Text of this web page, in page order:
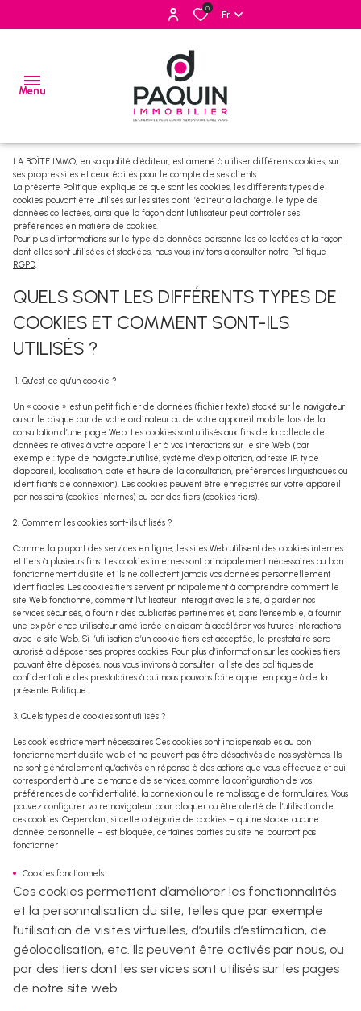
0
Fr
Menu
ventes
locations
estimation
e-
mail
vendus
LA BOÎTE IMMO, en sa qualité d’éditeur, est amené à utiliser différents cookies, sur
ses propres sites et ceux édités pour le compte de ses clients.
La présente Politique explique ce que sont les cookies, les différents types de
cookies pouvant être utilisés sur les sites dont l’éditeur a la charge, le type de
données collectées, ainsi que la façon dont l’utilisateur peut contrôler ses
préférences en matière de cookies.
Pour plus d’informations sur le type de données personnelles collectées et la façon
dont elles sont utilisées et stockées, nous vous invitons à consulter notre Politique
RGPD.
QUELS SONT LES DIFFÉRENTS TYPES DE
COOKIES ET COMMENT SONT-ILS
UTILISÉS ?
1. Qu'est-ce qu’un cookie ?
Un « cookie » est un petit fichier de données (fichier texte) stocké sur le navigateur
ou sur le disque dur de votre ordinateur ou de votre appareil mobile lors de la
consultation d’une page Web. Les cookies sont utilisés aux fins de la collecte de
données relatives à votre appareil et à vos interactions sur le site Web (par
exemple : type de navigateur utilisé, système d’exploitation, adresse IP, type
d’appareil, localisation, date et heure de la consultation, préférences linguistiques ou
identifiants de connexion). Les cookies peuvent être enregistrés sur votre appareil
par nos soins (cookies internes) ou par des tiers (cookies tiers).
2. Comment les cookies sont-ils utilisés ?
Comme la plupart des services en ligne, les sites Web utilisent des cookies internes
et tiers à plusieurs fins. Les cookies internes sont principalement nécessaires au bon
fonctionnement du site et ils ne collectent jamais vos données personnellement
identifiables. Les cookies tiers servent principalement à comprendre comment le
site Web fonctionne, comment l’utilisateur interagit avec le site, à garder nos
services sécurisés, à fournir des publicités pertinentes et, dans l’ensemble, à fournir
une expérience utilisateur améliorée en aidant à accélérer vos futures interactions
avec le site Web. Si l’utilisation d’un cookie tiers est acceptée, le prestataire sera
autorisé à déposer ses propres cookies. Pour plus d’information sur les cookies tiers
pouvant être déposés, nous vous invitons à consulter la liste des politiques de
confidentialité des prestataires à qui nous pouvons faire appel en page 6 de la
présente Politique.
3. Quels types de cookies sont utilisés ?
Les cookies strictement nécessaires Ces cookies sont indispensables au bon
fonctionnement du site web et ne peuvent pas être désactivés de nos systèmes. Ils
ne sont généralement qu’activés en réponse à des actions que vous effectuez et qui
correspondent à une demande de services, comme la configuration de vos
préférences de confidentialité, la connexion ou le remplissage de formulaires. Vous
pouvez configurer votre navigateur pour bloquer ou être alerté de l’utilisation de
ces cookies. Cependant, si cette catégorie de cookies – qui ne stocke aucune
donnée personnelle – est bloquée, certaines parties du site ne pourront pas
fonctionner
Cookies fonctionnels :
Ces cookies permettent d’améliorer les fonctionnalités
et la personnalisation du site, telles que par exemple
l’utilisation de visites virtuelles, d’outils d’estimation, de
géolocalisation, etc. Ils peuvent être activés par nous, ou
par des tiers dont les services sont utilisés sur les pages
de notre site web